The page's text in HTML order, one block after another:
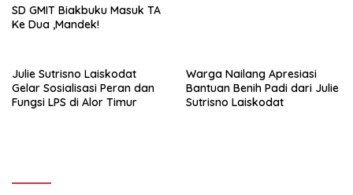
SD GMIT Biakbuku Masuk TA
Ke Dua ,Mandek!
Julie Sutrisno Laiskodat
Gelar Sosialisasi Peran dan
Fungsi LPS di Alor Timur
Warga Nailang Apresiasi
Bantuan Benih Padi dari Julie
Sutrisno Laiskodat